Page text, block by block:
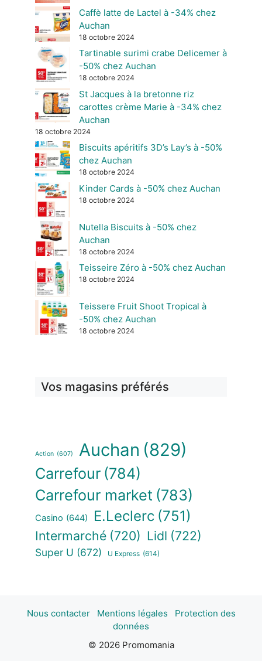
Caffè latte de Lactel à -34% chez
Auchan
18 octobre 2024
Tartinable surimi crabe Delicemer à
-50% chez Auchan
18 octobre 2024
St Jacques à la bretonne riz
carottes crème Marie à -34% chez
Auchan
18 octobre 2024
Biscuits apéritifs 3D’s Lay’s à -50%
chez Auchan
18 octobre 2024
Kinder Cards à -50% chez Auchan
18 octobre 2024
Nutella Biscuits à -50% chez
Auchan
18 octobre 2024
Teisseire Zéro à -50% chez Auchan
18 octobre 2024
Teissere Fruit Shoot Tropical à
-50% chez Auchan
18 octobre 2024
Vos magasins préférés
Action (607) Auchan (829)
Carrefour (784)
Carrefour market (783)
Casino (644) E.Leclerc (751)
Intermarché (720) Lidl (722)
Super U (672) U Express (614)
Nous contacter Mentions légales
Protection des
données
© 2026 Promomania